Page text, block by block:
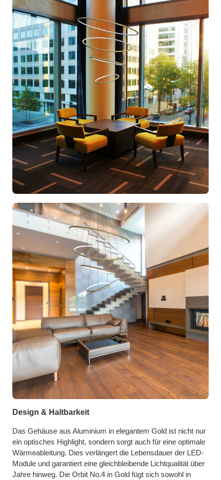
Design & Haltbarkeit
Das Gehäuse aus Aluminium in elegantem Gold ist nicht nur
ein optisches Highlight, sondern sorgt auch für eine optimale
Wärmeableitung. Dies verlängert die Lebensdauer der LED-
Module und garantiert eine gleichbleibende Lichtqualität über
Jahre hinweg. Die Orbit No.4 in Gold fügt sich sowohl in